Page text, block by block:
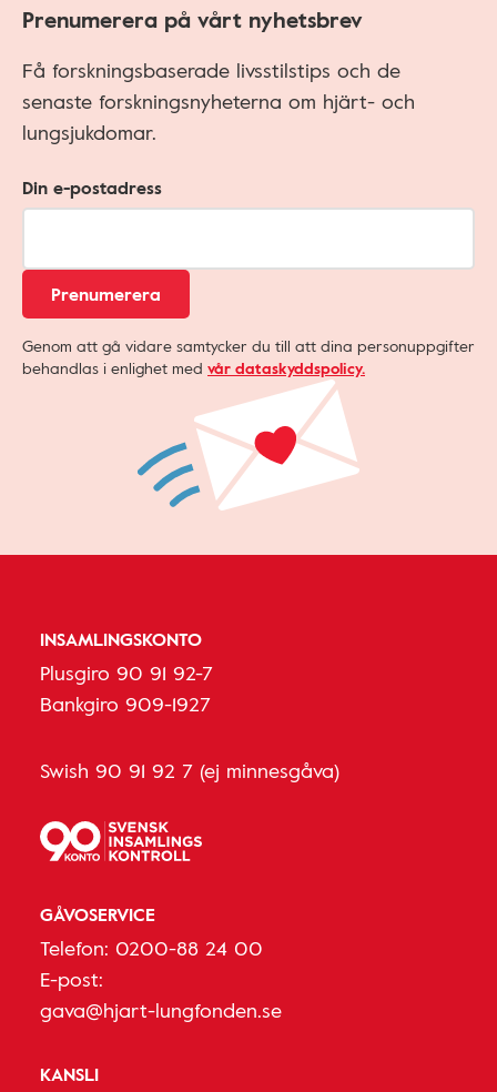
Prenumerera på vårt nyhetsbrev
Få forskningsbaserade livsstilstips och de
senaste forskningsnyheterna om hjärt- och
lungsjukdomar.
Din e-postadress
Prenumerera
Genom att gå vidare samtycker du till att dina personuppgifter
behandlas i enlighet med vår dataskyddspolicy.
INSAMLINGSKONTO
Plusgiro 90 91 92-7
Bankgiro 909-1927
Swish 90 91 92 7 (ej minnesgåva)
GÅVOSERVICE
Telefon: 0200-88 24 00
E-post:
gava@hjart-lungfonden.se
KANSLI